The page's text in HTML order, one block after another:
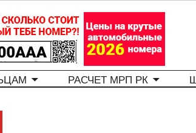
РАСЧЕТ МРП РК